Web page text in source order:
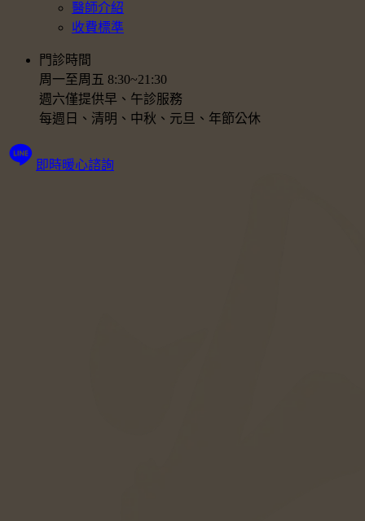
醫師介紹
收費標準
門診時間
周一至周五 8:30~21:30
週六僅提供早、午診服務
每週日、清明、中秋、元旦、年節公休
即時暖心諮詢